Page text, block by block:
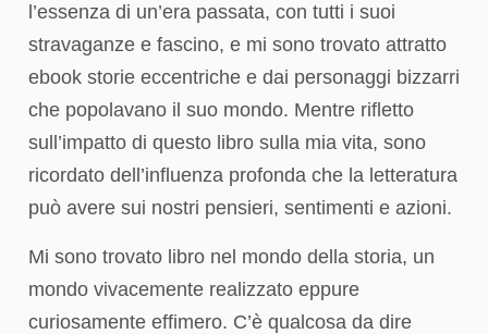
l’essenza di un’era passata, con tutti i suoi
stravaganze e fascino, e mi sono trovato attratto
ebook storie eccentriche e dai personaggi bizzarri
che popolavano il suo mondo. Mentre rifletto
sull’impatto di questo libro sulla mia vita, sono
ricordato dell’influenza profonda che la letteratura
può avere sui nostri pensieri, sentimenti e azioni.
Mi sono trovato libro nel mondo della storia, un
mondo vivacemente realizzato eppure
curiosamente effimero. C’è qualcosa da dire